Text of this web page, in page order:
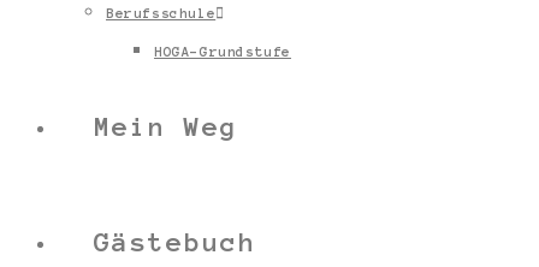
Berufsschule
HOGA-Grundstufe
Mein Weg
Gästebuch